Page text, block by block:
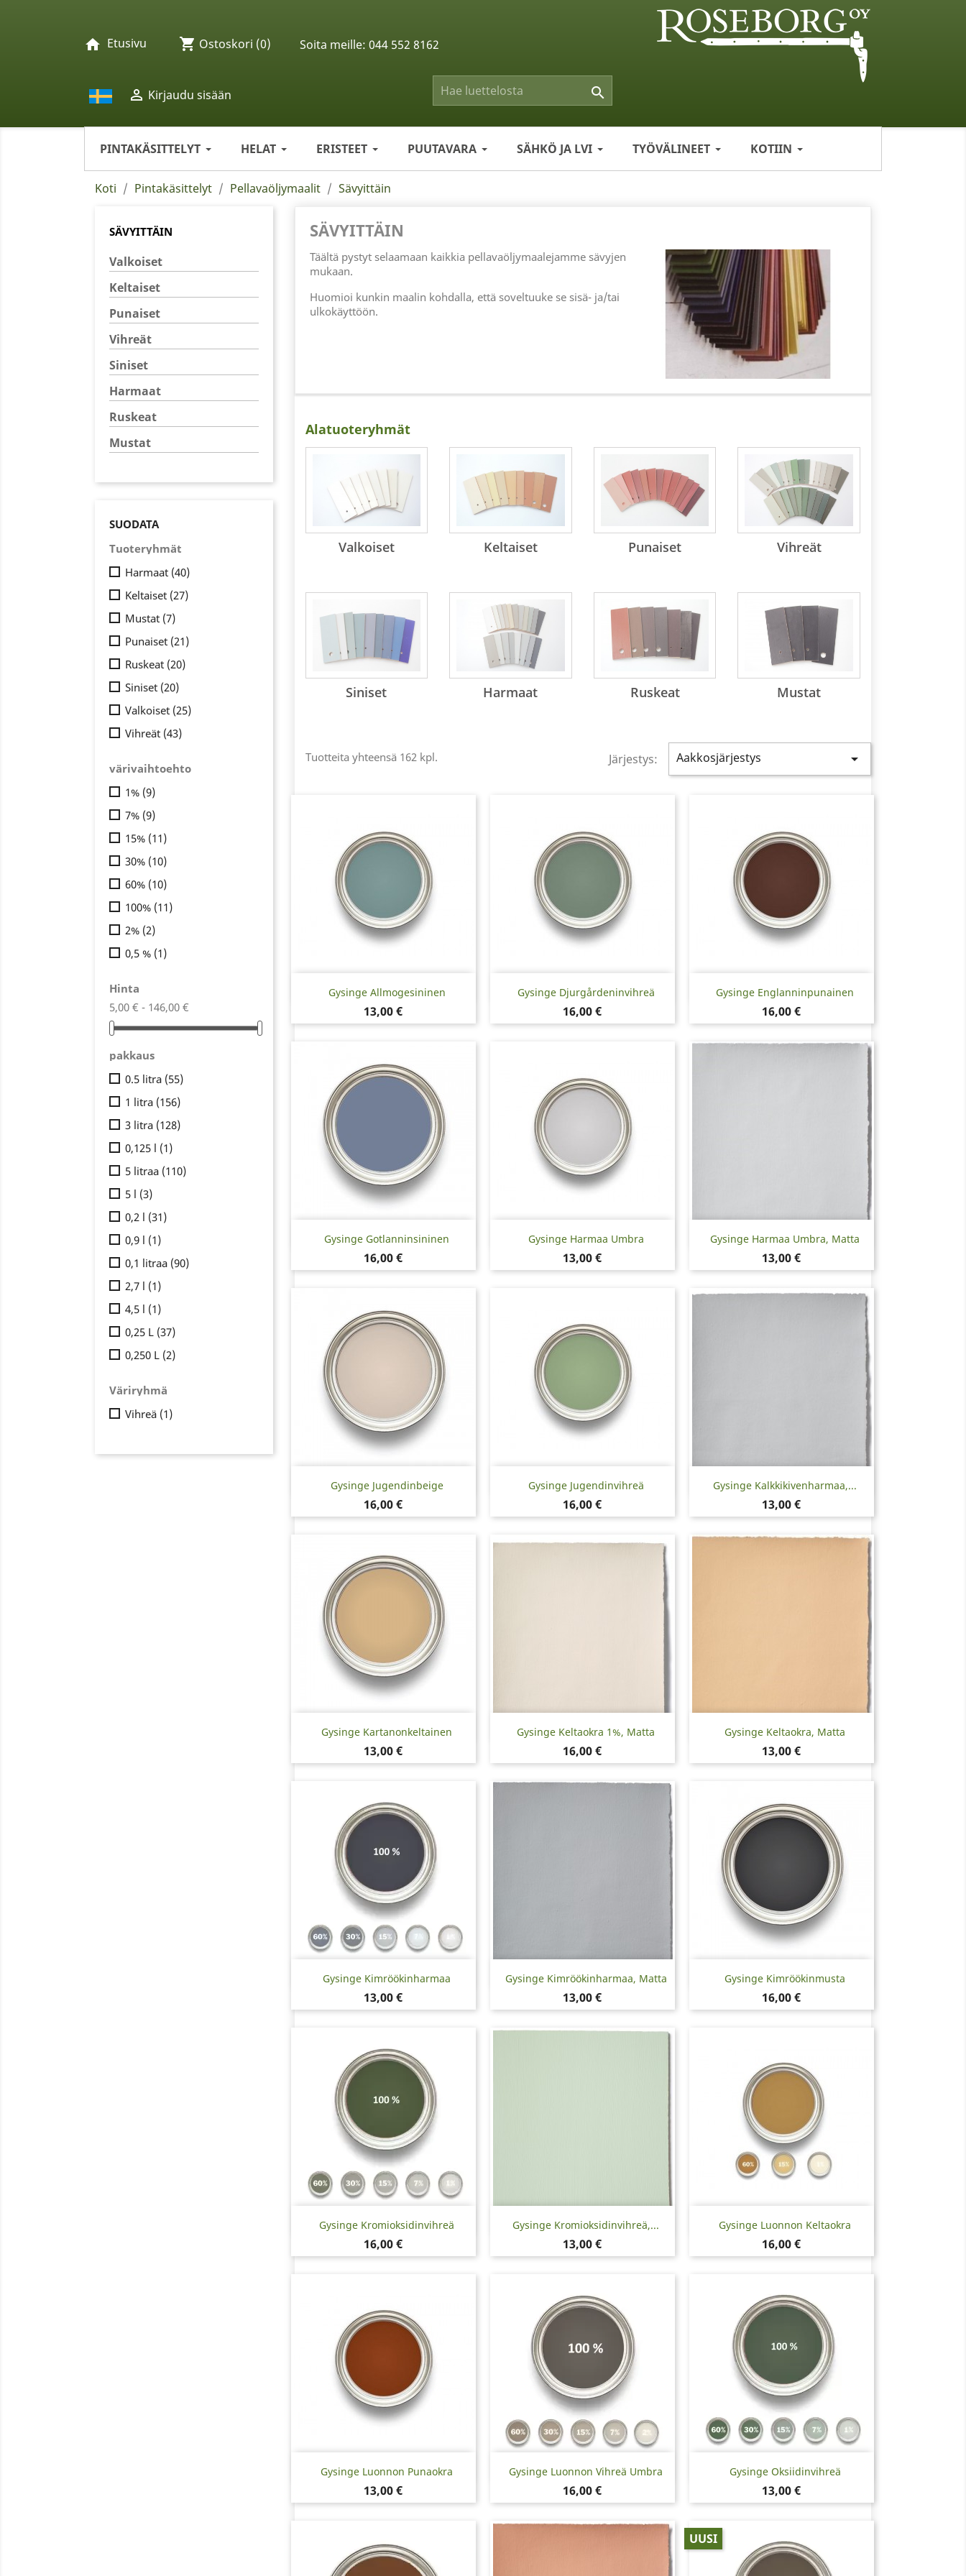

home Etusivu
 Kirjaudu sisään
shopping_cart Ostoskori (0)
PINTAKÄSITTELYT HELAT ERISTEET PUUTAVARA SÄHKÖ JA LVI TYÖVÄLINEET KOTIIN
Soita meille: 044 552 8162
Koti Pintakäsittelyt Pellavaöljymaalit Sävyittäin
SÄVYITTÄIN
Valkoiset
Keltaiset
Punaiset
Vihreät
Siniset
Harmaat
Ruskeat
Mustat
SUODATA
Tuoteryhmät
Harmaat (40)
Keltaiset (27)
Mustat (7)
Punaiset (21)
Ruskeat (20)
Siniset (20)
Valkoiset (25)
Vihreät (43)
värivaihtoehto
1% (9)
7% (9)
15% (11)
30% (10)
60% (10)
100% (11)
2% (2)
0,5 % (1)
Hinta
5,00 € - 146,00 €
pakkaus
0.5 litra (55)
1 litra (156)
3 litra (128)
0,125 l (1)
5 litraa (110)
5 l (3)
0,2 l (31)
0,9 l (1)
0,1 litraa (90)
2,7 l (1)
4,5 l (1)
0,25 L (37)
0,250 L (2)
Väriryhmä
Vihreä (1)
SÄVYITTÄIN
Täältä pystyt selaamaan kaikkia pellavaöljymaalejamme sävyjen
mukaan.
Huomioi kunkin maalin kohdalla, että soveltuuke se sisä- ja/tai
ulkokäyttöön.
Alatuoteryhmät
Valkoiset Keltaiset Punaiset Vihreät
Siniset Harmaat Ruskeat Mustat
Tuotteita yhteensä 162 kpl. Järjestys: Aakkosjärjestys 
Gysinge Allmogesininen
Hinta
13,00 €
Pikakatselu Gysinge Djurgårdeninvihreä
Hinta
16,00 €
 Pikakatselu Gysinge Englanninpunainen
Hinta
16,00 €
 Pikakatselu
Gysinge Gotlanninsininen
Hinta
16,00 €
Pikakatselu Gysinge Harmaa Umbra
Hinta
13,00 €
Pikakatselu Gysinge Harmaa Umbra, Matta
Hinta
13,00 €
Pikakatselu
Gysinge Jugendinbeige
Hinta
16,00 €
Pikakatselu Gysinge Jugendinvihreä
Hinta
16,00 €
Pikakatselu Gysinge Kalkkikivenharmaa,...
Hinta
13,00 €
Pikakatselu
Gysinge Kartanonkeltainen
Hinta
13,00 €
Pikakatselu Gysinge Keltaokra 1%, Matta
Hinta
16,00 €
 Pikakatselu Gysinge Keltaokra, Matta
Hinta
13,00 €
Pikakatselu
Gysinge Kimröökinharmaa
Hinta
13,00 €
Pikakatselu Gysinge Kimröökinharmaa, Matta
Hinta
13,00 €
Pikakatselu Gysinge Kimröökinmusta
Hinta
16,00 €
Pikakatselu
Gysinge Kromioksidinvihreä
Hinta
16,00 €
 Pikakatselu Gysinge Kromioksidinvihreä,...
Hinta
13,00 €
Pikakatselu Gysinge Luonnon Keltaokra
Hinta
16,00 €
 Pikakatselu
Gysinge Luonnon Punaokra
Hinta
13,00 €
 Pikakatselu Gysinge Luonnon Vihreä Umbra
Hinta
16,00 €
Pikakatselu Gysinge Oksiidinvihreä
Hinta
13,00 €
Pikakatselu
UUSI